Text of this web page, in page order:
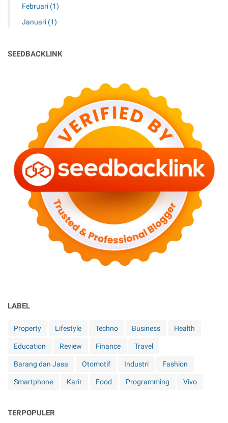
Februari (1)
Januari (1)
SEEDBACKLINK
LABEL
Property Lifestyle Techno Business Health
Education Review Finance Travel
Barang dan Jasa Otomotif Industri Fashion
Smartphone Karir Food Programming Vivo
TERPOPULER